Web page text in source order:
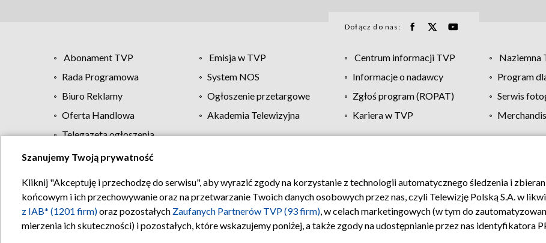
Dołącz do nas:
Abonament TVP Emisja w TVP Centrum informacji TVP Naziemna
Rada Programowa
System NOS Informacje o nadawcy
Program
Biuro Reklamy
Ogłoszenie przetargowe Zgłoś program (ROPAT)
Serwis
Oferta Handlowa
Akademia Telewizyjna Kariera w TVP
Telegazeta ogłoszenia
Regulamin TVP Polityka prywatności Moje zgody Pomoc Biuro
Szanujemy Twoją prywatność
Kliknij "Akceptuję i przechodzę do serwisu", aby wyrazić zgody na korzystanie z technologii automatycznego śledzenia i
końcowym i ich przechowywanie oraz na przetwarzanie Twoich danych osobowych przez nas, czyli Telewizję Polską S.A. w
z IAB* (1201 firm)oraz pozostałych Zaufanych Partnerów TVP (93 firm), w celach marketingowych (w tym do
mierzenia ich skuteczności) i pozostałych, które wskazujemy poniżej, a także zgody na udostępnianie przez nas identyfikatora